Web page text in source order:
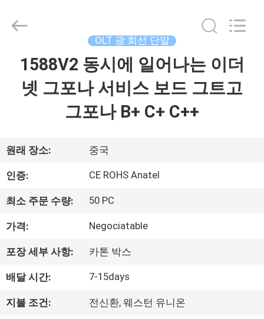
우
리
에
여
INDUSTRIAL
Reserved.
OLT 광 회선 단말
1588V2 동시에 일어나는 이더
넷 그포나 서비스 보드 그트고
그포나 B+ C+ C++
원래 장소: 중국
인증: CE ROHS Anatel
최소 주문 수량: 50 PC
가격: Negociatable
포장 세부 사항: 카톤 박스
배달 시간: 7-15days
지불 조건: 전신환, 웨스턴 유니온